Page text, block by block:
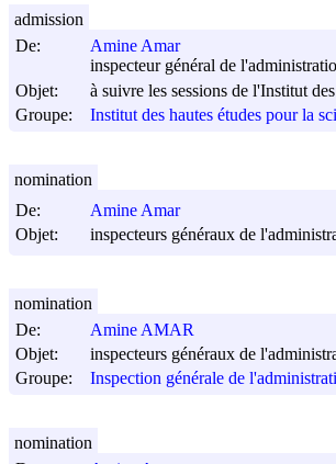
De:
Amine Amar
inspecteur général de
Objet:
à suivre les sessions de l'Institut
Groupe:
Institut des hautes études pour la
admission
De:
Amine Amar
Objet:
inspecteurs généraux de
nomination
De:
Amine AMAR
Objet:
inspecteurs généraux de
Groupe:
Inspection générale de
nomination
nomination